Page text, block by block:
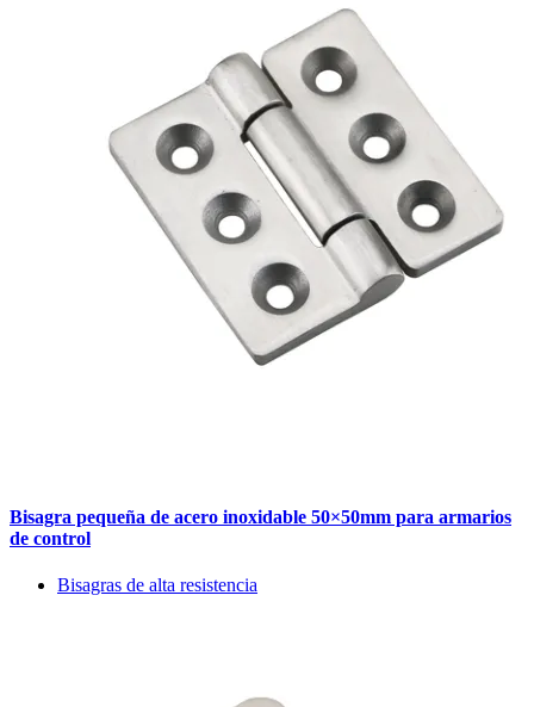
Bisagra pequeña de acero inoxidable 50×50mm para armarios
de control
Bisagras de alta resistencia